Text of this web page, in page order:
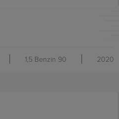
1,5 Benzin 90 2020